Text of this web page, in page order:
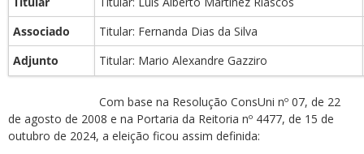
Associado
Titular: Fernanda Dias da Silva
Adjunto
Titular: Mario Alexandre Gazziro
Com base na Resolução ConsUni nº 07, de 22
de agosto de 2008 e na Portaria da Reitoria nº 4477, de 15 de
outubro de 2024, a eleição ficou assim definida: